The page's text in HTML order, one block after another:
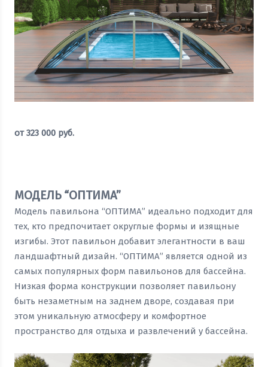
от323 000 руб.
МОДЕЛЬ “ОПТИМА”
Модель павильона “ОПТИМА” идеально подходит для
тех, кто предпочитает округлые формы и изящные
изгибы. Этот павильон добавит элегантности в ваш
ландшафтный дизайн. “ОПТИМА” является одной из
самых популярных форм павильонов для бассейна.
Низкая форма конструкции позволяет павильону
быть незаметным на заднем дворе, создавая при
этом уникальную атмосферу и комфортное
пространство для отдыха и развлечений у бассейна.